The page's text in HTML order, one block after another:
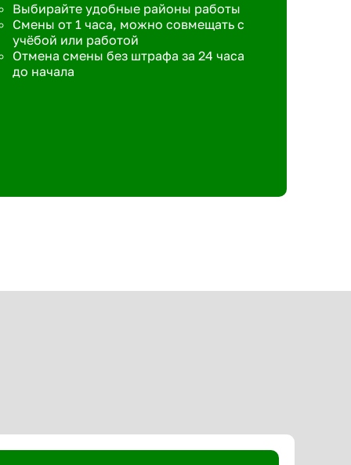
Выбирайте удобные районы работы
Смены от 1 часа, можно совмещать с
учёбой или работой
Отмена смены без штрафа за 24 часа
до начала